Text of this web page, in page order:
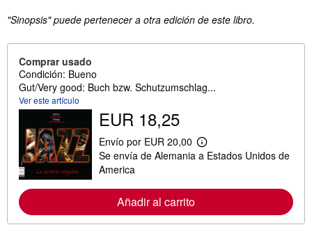
"Sinopsis" puede pertenecer a otra edición de este libro.
Comprar usado
Condición: Bueno
Gut/Very good: Buch bzw. Schutzumschlag...
Ver este artículo
EUR 18,25
Envío por EUR 20,00
M
á
n
Se envía de Alemania a Estados Unidos de
America
Añadir al carrito